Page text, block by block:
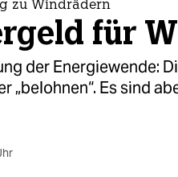
zu Windrädern
für
der Energiewende:
„belohnen“. Es sind